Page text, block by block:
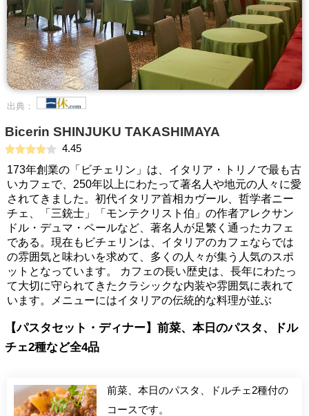
出典：
Bicerin SHINJUKU TAKASHIMAYA
4.45
173年創業の「ビチェリン」は、イタリア・トリノで最も古
いカフェで、250年以上にわたって著名人や地元の人々に愛
されてきました。初代イタリア首相カヴール、哲学者ニー
チェ、「三銃士」「モンテクリスト伯」の作者アレクサン
ドル・デュマ・ペールなど、著名人が足繁く通ったカフェ
である。現在もビチェリンは、イタリアのカフェならでは
の雰囲気と味わいを求めて、多くの人々が集う人気のスポ
ットとなっています。 カフェの長い歴史は、長年にわたっ
て大切に守られてきたクラシックな内装や雰囲気に表れて
います。メニューにはイタリアの伝統的な料理が並ぶ
【パスタセット・ディナー】前菜、本日のパスタ、ドル
チェ2種など全4品
前菜、本日のパスタ、ドルチェ2種付の
コースです。